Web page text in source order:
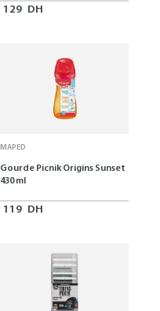
129 DH
MAPED
Gourde Picnik Origins Sunset
430 ml
119 DH